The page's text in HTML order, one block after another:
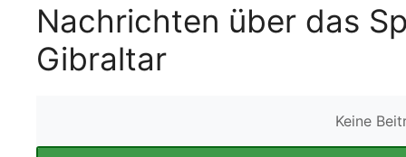
Nachrichten über das
Gibraltar
Keine